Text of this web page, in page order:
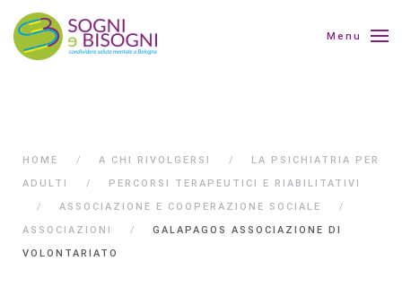
Menu
HOME A CHI RIVOLGERSI
LA PSICHIATRIA PER
ADULTI
PERCORSI TERAPEUTICI E RIABILITATIVI
ASSOCIAZIONE E COOPERAZIONE SOCIALE
ASSOCIAZIONI
GALAPAGOS ASSOCIAZIONE DI
VOLONTARIATO